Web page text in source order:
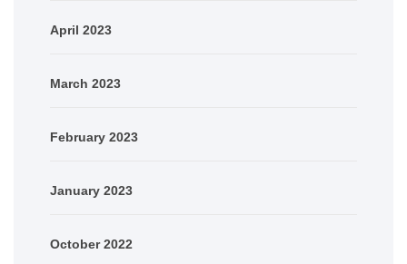
April 2023
March 2023
February 2023
January 2023
October 2022